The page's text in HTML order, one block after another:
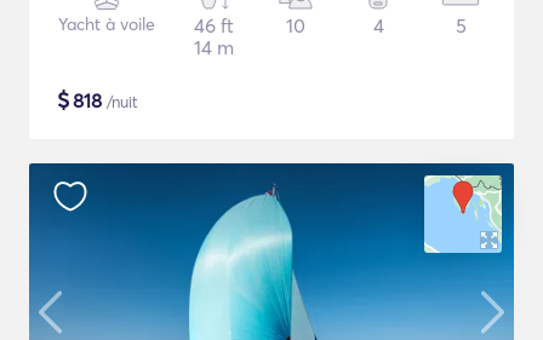
Yacht à voile
46 ft
14 m
10 4 5
$818 /nuit